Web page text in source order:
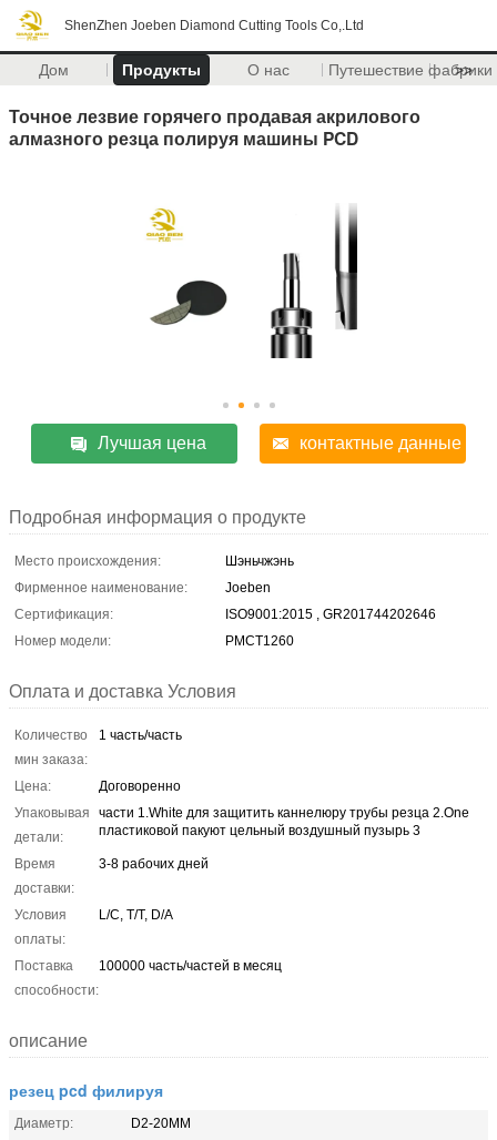
ShenZhen Joeben Diamond Cutting Tools Co,.Ltd
Дом Продукты О нас Путешествие фабрики
>>
Точное лезвие горячего продавая акрилового
алмазного резца полируя машины PCD
Лучшая цена контактные данные
Подробная информация о продукте
Место происхождения:
Шэньчжэнь
Фирменное наименование:
Joeben
Сертификация:
ISO9001:2015 , GR201744202646
Номер модели:
PMCT1260
Оплата и доставка Условия
Количество
мин заказа:
1 часть/часть
Цена:
Договоренно
Упаковывая
детали:
части 1.White для защитить каннелюру трубы резца 2.One
пластиковой пакуют цельный воздушный пузырь 3
Время
доставки:
3-8 рабочих дней
Условия
оплаты:
L/C, T/T, D/A
Поставка
способности:
100000 часть/частей в месяц
описание
резец pcd филируя
Диаметр:
D2-20MM